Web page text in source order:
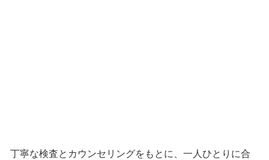
丁寧な検査とカウンセリングをもとに、一人ひとりに合